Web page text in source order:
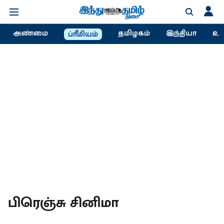
அண்மை ப்ரீமியம் தமிழகம் இந்தியா
பிரெஞ்சு சினிமா